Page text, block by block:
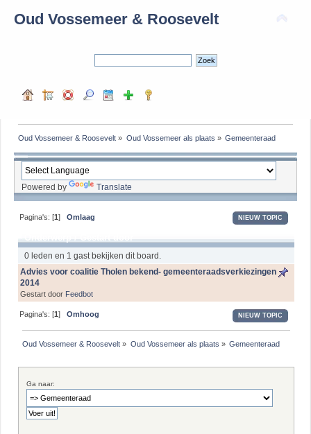
Oud Vossemeer & Roosevelt
Oud Vossemeer & Roosevelt » Oud Vossemeer als plaats » Gemeenteraad
Powered by Translate
Pagina's: [1]Omlaag NIEUW TOPIC
Onderwerp/Gestart door
0 leden en 1 gast bekijken dit board.
Advies voor coalitie Tholen bekend- gemeenteraadsverkiezingen
2014
Gestart door Feedbot
NIEUW TOPIC
Pagina's: [1]Omhoog
Oud Vossemeer & Roosevelt » Oud Vossemeer als plaats » Gemeenteraad
Ga naar: